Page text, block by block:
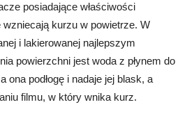
posiadające właściwości
kurzu w powietrze. W
i lakierowanej najlepszym
powierzchni jest woda z płynem do
ona podłogę i nadaje jej blask, a
filmu, w który wnika kurz.